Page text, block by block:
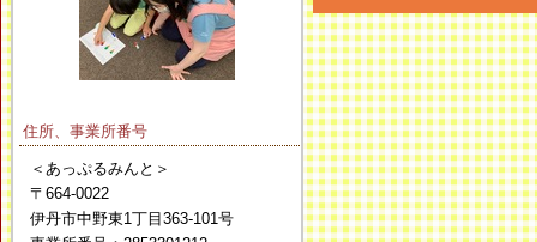
住所、事業所番号
＜あっぷるみんと＞
〒664-0022
伊丹市中野東1丁目363-101号